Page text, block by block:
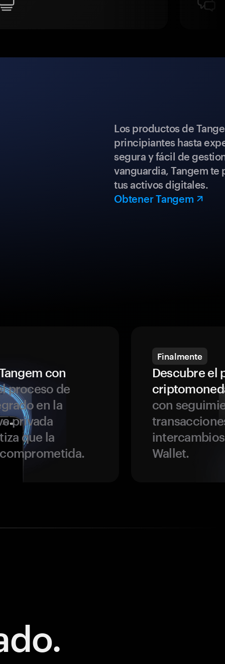
Los productos de
principiantes hasta
segura y fácil de
vanguardia, Tangem
tus activos digitales.
Obtener Tangem
con
proceso de
en la
privada
que la
Finalmente
Descubre el
con
Wallet.